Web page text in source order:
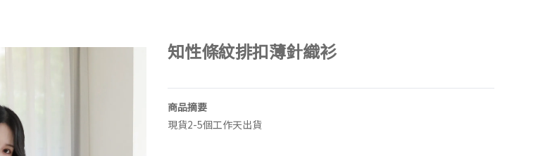
知性條紋排扣薄針織衫
商品摘要
現貨2-5個工作天出貨